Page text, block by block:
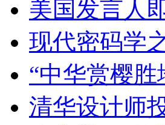
美国发言人
现代密码学
“中华赏樱
清华设计师